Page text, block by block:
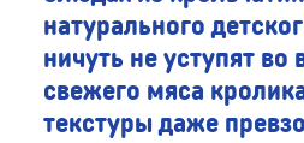
натурального
ничуть не уступят во
свежего мяса
текстуры даже